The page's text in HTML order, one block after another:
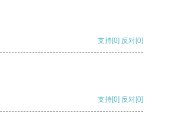
支持[0] 反对[0]
支持[0] 反对[0]